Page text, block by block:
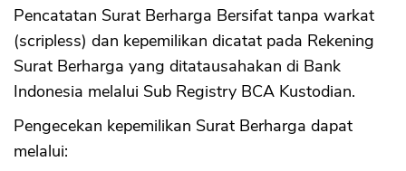
Pencatatan Surat Berharga Bersifat tanpa warkat
(scripless) dan kepemilikan dicatat pada Rekening
Surat Berharga yang ditatausahakan di Bank
Indonesia melalui Sub Registry BCA Kustodian.
Pengecekan kepemilikan Surat Berharga dapat
melalui: